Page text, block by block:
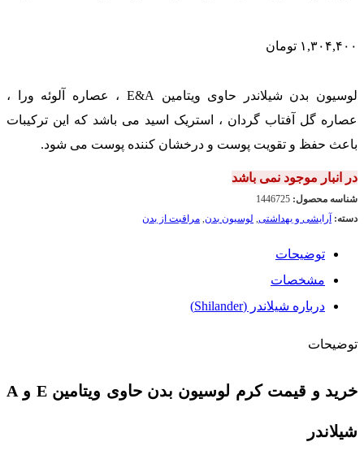
۱,۳۰۴,۴۰۰ تومان
لوسیون بدن شیلاندر حاوی ویتامین E&A ، عصاره آلوئه ورا ،
عصاره گل آفتاب گردان ، استریک اسید می باشد که این ترکیبات
باعث حفظ و تقویت پوست و درخشان کننده پوست می شود.
در انبار موجود نمی باشد
شناسه محصول: 1446725
دسته: آرایشی و بهداشتی, لوسیون بدن, مراقبت از بدن
توضیحات
مشخصات
درباره شیلاندر (Shilander)
توضیحات
خرید و قیمت کرم لوسیون بدن حاوی ویتامین E و A
شیلاندر